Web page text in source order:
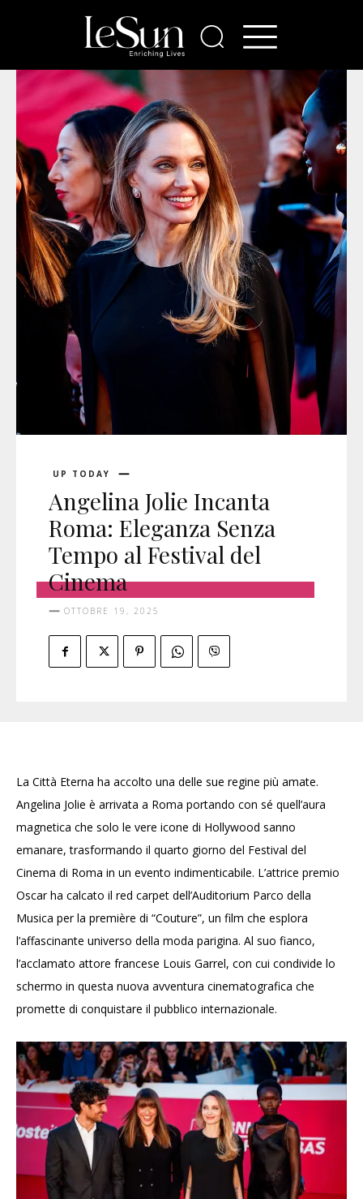
UP TODAY
Angelina Jolie Incanta
Roma: Eleganza Senza
Tempo al Festival del
Cinema
OTTOBRE 19, 2025
La Città Eterna ha accolto una delle sue regine più amate.
Angelina Jolie è arrivata a Roma portando con sé quell’aura
magnetica che solo le vere icone di Hollywood sanno
emanare, trasformando il quarto giorno del Festival del
Cinema di Roma in un evento indimenticabile. L’attrice premio
Oscar ha calcato il red carpet dell’Auditorium Parco della
Musica per la première di “Couture”, un film che esplora
l’affascinante universo della moda parigina. Al suo fianco,
l’acclamato attore francese Louis Garrel, con cui condivide lo
schermo in questa nuova avventura cinematografica che
promette di conquistare il pubblico internazionale.